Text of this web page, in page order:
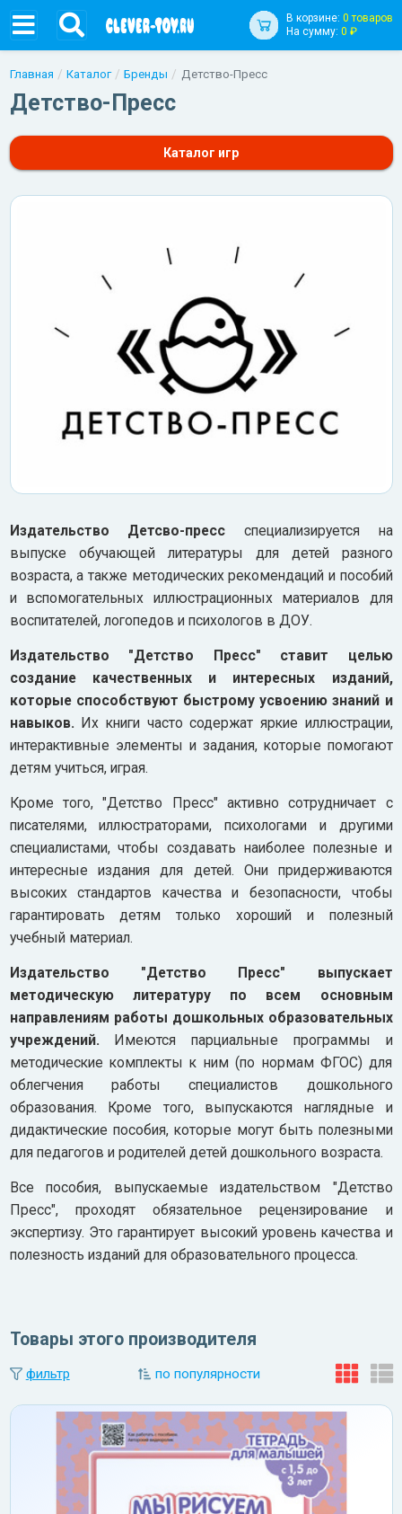
В корзине: 0 товаров
На сумму: 0 ₽
Главная Каталог Бренды Детство-Пресс
Детство-Пресс
Каталог игр
Издательство Детсво-пресс специализируется на
выпуске обучающей литературы для детей разного
возраста, а также методических рекомендаций и пособий
и вспомогательных иллюстрационных материалов для
воспитателей, логопедов и психологов в ДОУ.
Издательство "Детство Пресс" ставит целью
создание качественных и интересных изданий,
которые способствуют быстрому усвоению знаний и
навыков. Их книги часто содержат яркие иллюстрации,
интерактивные элементы и задания, которые помогают
детям учиться, играя.
Кроме того, "Детство Пресс" активно сотрудничает с
писателями, иллюстраторами, психологами и другими
специалистами, чтобы создавать наиболее полезные и
интересные издания для детей. Они придерживаются
высоких стандартов качества и безопасности, чтобы
гарантировать детям только хороший и полезный
учебный материал.
Издательство "Детство Пресс" выпускает
методическую литературу по всем основным
направлениям работы дошкольных образовательных
учреждений. Имеются парциальные программы и
методические комплекты к ним (по нормам ФГОС) для
облегчения работы специалистов дошкольного
образования. Кроме того, выпускаются наглядные и
дидактические пособия, которые могут быть полезными
для педагогов и родителей детей дошкольного возраста.
Все пособия, выпускаемые издательством "Детство
Пресс", проходят обязательное рецензирование и
экспертизу. Это гарантирует высокий уровень качества и
полезность изданий для образовательного процесса.
Товары этого производителя
фильтр по популярности